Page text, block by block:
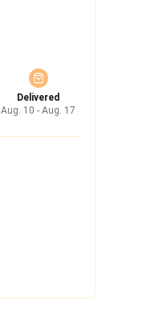
Delivered
Aug. 10 - Aug. 17